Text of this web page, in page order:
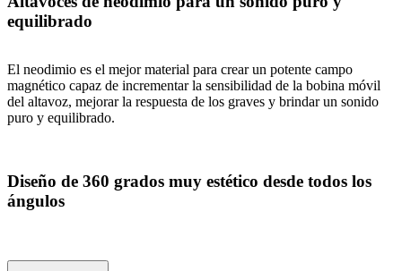
equilibrado
El neodimio es el mejor material para crear un potente campo
magnético capaz de incrementar la sensibilidad de la bobina móvil
del altavoz, mejorar la respuesta de los graves y brindar un sonido
puro y equilibrado.
Diseño de 360 grados muy estético desde todos los
ángulos